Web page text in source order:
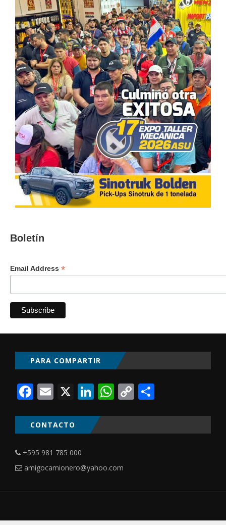
Boletín
Email Address *
PARA COMPARTIR
Facebook
Email
X LinkedIn
WhatsApp
Copy
CONTACTO
+595 981 785 000
amigocamionero@yahoo.com